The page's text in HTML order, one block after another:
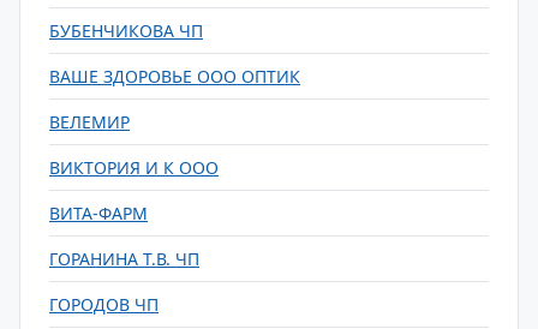
БУБЕНЧИКОВА ЧП
ВАШЕ ЗДОРОВЬЕ ООО ОПТИК
ВЕЛЕМИР
ВИКТОРИЯ И К ООО
ВИТА-ФАРМ
ГОРАНИНА Т.В. ЧП
ГОРОДОВ ЧП